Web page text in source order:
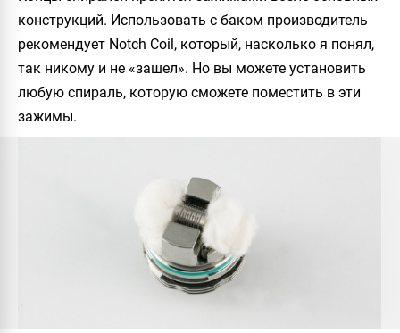
конструкций. Использовать с баком производитель
рекомендует Notch Coil , который, насколько я понял,
так никому и не «зашел». Но вы можете установить
любую спираль, которую сможете поместить в эти
зажимы.